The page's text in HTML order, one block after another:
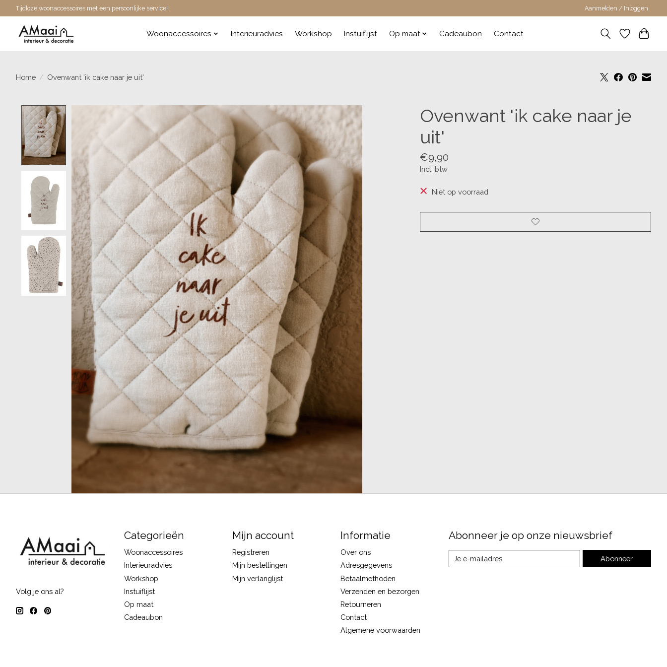
Tijdloze woonaccessoires met een persoonlijke service! Aanmelden / Inloggen
Woonaccessoires Interieuradvies Workshop Instuiflijst Op maat Cadeaubon Contact
Home / Ovenwant 'ik cake naar je uit'
Product image slideshow Items
Ovenwant 'ik cake naar je
uit'
€9,90
Incl. btw
Niet op voorraad
Volg je ons al?
Categorieën
Woonaccessoires
Interieuradvies
Workshop
Instuiflijst
Op maat
Cadeaubon
Mijn account
Registreren
Mijn bestellingen
Mijn verlanglijst
Informatie
Over ons
Adresgegevens
Betaalmethoden
Verzenden en bezorgen
Retourneren
Contact
Algemene voorwaarden
Abonneer je op onze nieuwsbrief
Abonneer